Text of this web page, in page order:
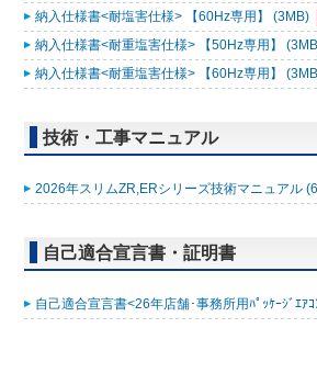
納入仕様書<耐塩害仕様> 【60Hz専用】 (3MB)
納入仕様書<耐重塩害仕様> 【50Hz専用】
納入仕様書<耐重塩害仕様> 【60Hz専用】
技術・工事マニュアル
2026年スリムZR,ERシリーズ技術マニュアル
自己適合宣言書・証明書
自己適合宣言書<26年店舗･事務所用ﾊﾟｯｹｰｼﾞｴｱ